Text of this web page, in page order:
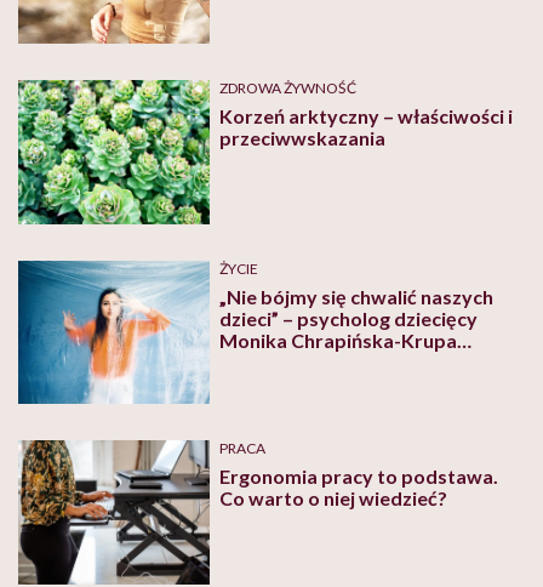
ZDROWA ŻYWNOŚĆ
Korzeń arktyczny – właściwości i
przeciwwskazania
ŻYCIE
„Nie bójmy się chwalić naszych
dzieci” – psycholog dziecięcy
Monika Chrapińska-Krupa
PRACA
Ergonomia pracy to podstawa.
Co warto o niej wiedzieć?